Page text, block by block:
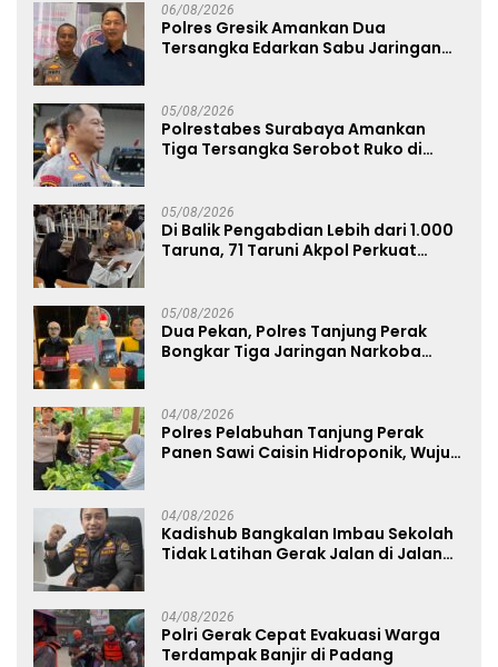
06/08/2026
Polres Gresik Amankan Dua
Tersangka Edarkan Sabu Jaringan
05/08/2026
Polrestabes Surabaya Amankan
Tiga Tersangka Serobot Ruko di
05/08/2026
Di Balik Pengabdian Lebih dari 1.000
Taruna, 71 Taruni Akpol Perkuat
05/08/2026
Dua Pekan, Polres Tanjung Perak
Bongkar Tiga Jaringan Narkoba
04/08/2026
Polres Pelabuhan Tanjung Perak
Panen Sawi Caisin Hidroponik, Wujud
04/08/2026
Kadishub Bangkalan Imbau Sekolah
Tidak Latihan Gerak Jalan di Jalan
04/08/2026
Polri Gerak Cepat Evakuasi Warga
Terdampak Banjir di Padang